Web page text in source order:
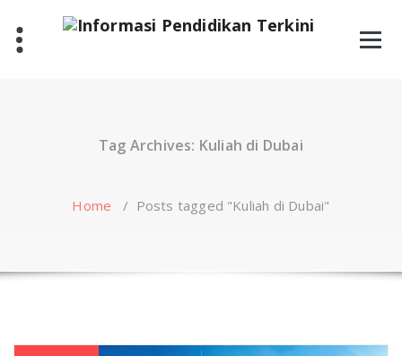
content
Tag Archives: Kuliah di Dubai
Home / Posts tagged "Kuliah di Dubai"